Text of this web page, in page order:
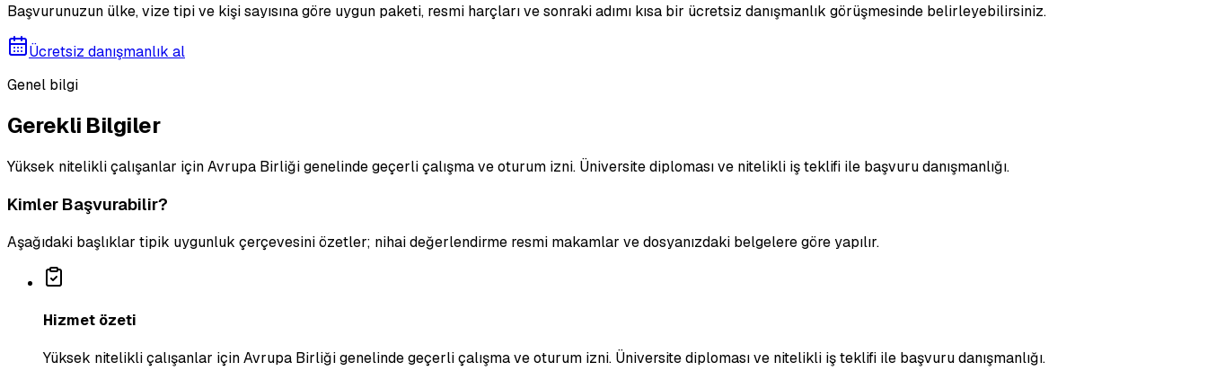
Başvurunuzun ülke, vize tipi ve kişi sayısına göre uygun paketi, resmi harçları ve sonraki adımı kısa bir ücretsiz danışmanlık görüşmesinde belirleyebilirsiniz.
Ücretsiz danışmanlık al
Genel bilgi
Gerekli Bilgiler
Yüksek nitelikli çalışanlar için Avrupa Birliği genelinde geçerli çalışma ve oturum izni. Üniversite diploması ve nitelikli iş teklifi ile başvuru danışmanlığı.
Kimler Başvurabilir?
Aşağıdaki başlıklar tipik uygunluk çerçevesini özetler; nihai değerlendirme resmi makamlar ve dosyanızdaki belgelere göre yapılır.
Hizmet özeti
Yüksek nitelikli çalışanlar için Avrupa Birliği genelinde geçerli çalışma ve oturum izni. Üniversite diploması ve nitelikli iş teklifi ile başvuru danışmanlığı.